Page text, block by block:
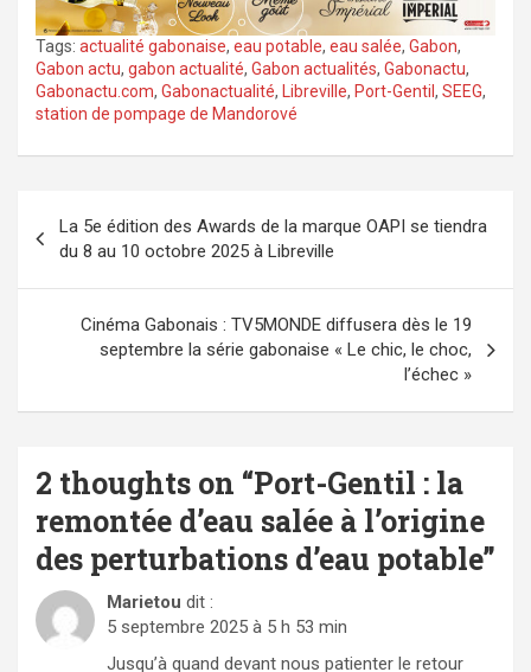
Tags: actualité gabonaise, eau potable, eau salée, Gabon,
Gabon actu, gabon actualité, Gabon actualités, Gabonactu,
Gabonactu.com, Gabonactualité, Libreville, Port-Gentil , SEEG,
station de pompage de Mandorové
de
l’article
La 5e édition des Awards de la marque OAPI se tiendra
du 8 au 10 octobre 2025 à Libreville
Cinéma Gabonais : TV5MONDE diffusera dès le 19
septembre la série gabonaise « Le chic, le choc,
l’échec »
2 thoughts on “Port-Gentil : la
remontée d’eau salée à l’origine
des perturbations d’eau potable”
Marietou dit :
5 septembre 2025 à 5 h 53 min
Jusqu’à quand devant nous patienter le retour